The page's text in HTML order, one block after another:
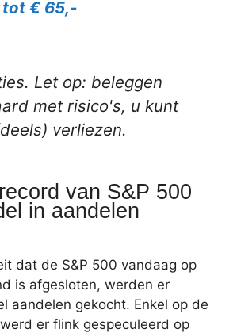
€ 65,-
Let op: beleggen
met risico's, u kunt
verliezen.
van S&P 500
in aandelen
dat de S&P 500 vandaag op
is afgesloten, werden er
aandelen gekocht. Enkel op de
er flink gespeculeerd op